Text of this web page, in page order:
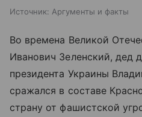
Источник: Аргументы и факты
Во времена Великой
Иванович Зеленский, дед
президента Украины
сражался в составе
страну от фашистской